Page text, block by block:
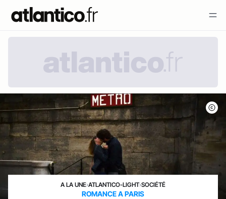
A LA UNE›ATLANTICO-LIGHT›SOCIÉTÉ
ROMANCE A PARIS